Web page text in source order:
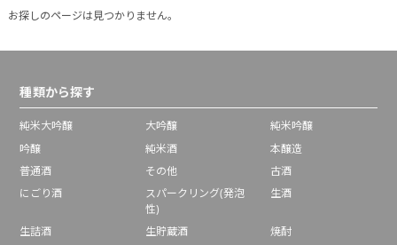
お探しのページは見つかりません。
種類から探す
純米大吟醸 大吟醸
純米吟醸
吟醸
純米酒
本醸造
普通酒
その他
古酒
にごり酒
スパークリング(発泡
性)
生酒
生詰酒 生貯蔵酒
焼酎